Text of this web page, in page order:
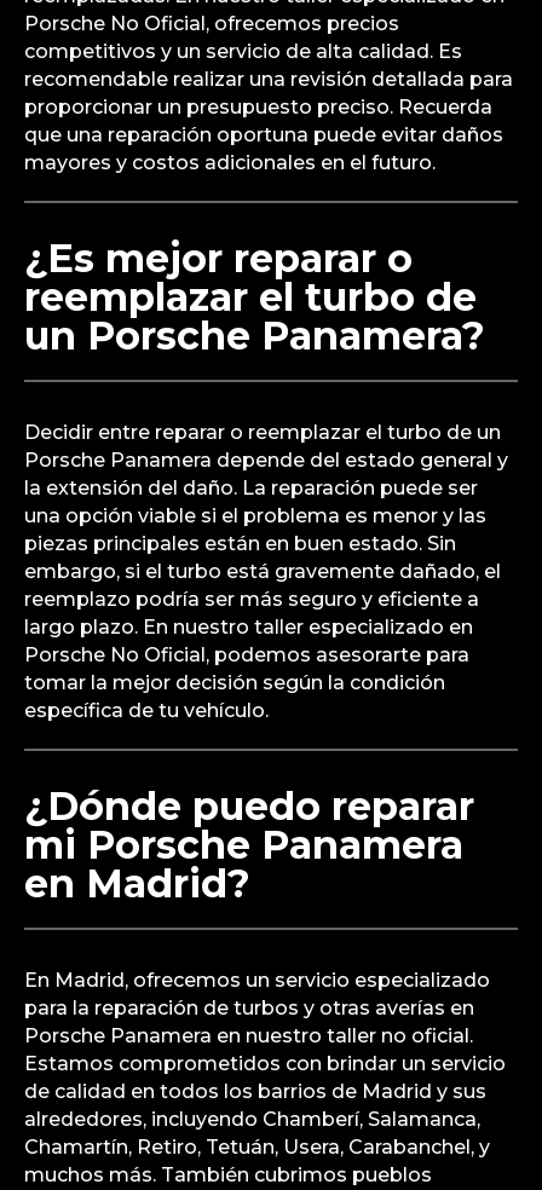
Porsche No Oficial, ofrecemos precios
competitivos y un servicio de alta calidad. Es
recomendable realizar una revisión detallada para
proporcionar un presupuesto preciso. Recuerda
que una reparación oportuna puede evitar daños
mayores y costos adicionales en el futuro.
¿Es mejor reparar o
reemplazar el turbo de
un Porsche Panamera?
Decidir entre reparar o reemplazar el turbo de un
Porsche Panamera depende del estado general y
la extensión del daño. La reparación puede ser
una opción viable si el problema es menor y las
piezas principales están en buen estado. Sin
embargo, si el turbo está gravemente dañado, el
reemplazo podría ser más seguro y eficiente a
largo plazo. En nuestro taller especializado en
Porsche No Oficial, podemos asesorarte para
tomar la mejor decisión según la condición
específica de tu vehículo.
¿Dónde puedo reparar
mi Porsche Panamera
en Madrid?
En Madrid, ofrecemos un servicio especializado
para la reparación de turbos y otras averías en
Porsche Panamera en nuestro taller no oficial.
Estamos comprometidos con brindar un servicio
de calidad en todos los barrios de Madrid y sus
alrededores, incluyendo Chamberí, Salamanca,
Chamartín, Retiro, Tetuán, Usera, Carabanchel, y
muchos más. También cubrimos pueblos